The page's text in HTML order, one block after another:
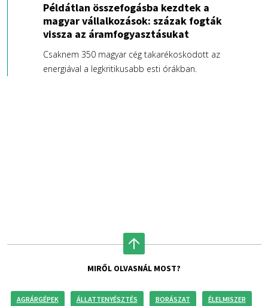
Példátlan összefogásba kezdtek a
magyar vállalkozások: százak fogták
vissza az áramfogyasztásukat
Csaknem 350 magyar cég takarékoskodott az
energiával a legkritikusabb esti órákban.
MIRŐL OLVASNÁL MOST?
AGRÁRGÉPEK ÁLLATTENYÉSZTÉS BORÁSZAT ÉLELMISZER